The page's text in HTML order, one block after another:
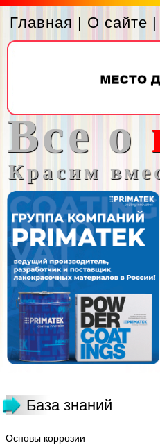
Главная | О сайте |
Все о
Красим
База знаний
Основы коррозии